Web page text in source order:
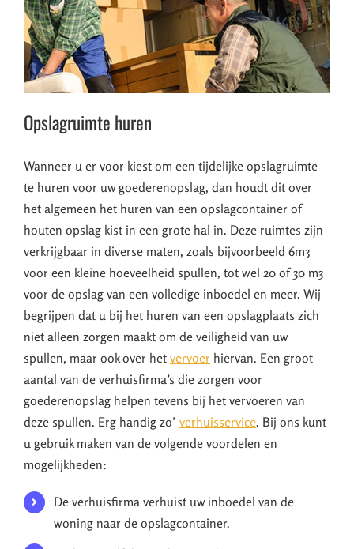
Opslagruimte huren
Wanneer u er voor kiest om een tijdelijke opslagruimte
te huren voor uw goederenopslag, dan houdt dit over
het algemeen het huren van een opslagcontainer of
houten opslag kist in een grote hal in. Deze ruimtes zijn
verkrijgbaar in diverse maten, zoals bijvoorbeeld 6m3
voor een kleine hoeveelheid spullen, tot wel 20 of 30 m3
voor de opslag van een volledige inboedel en meer. Wij
begrijpen dat u bij het huren van een opslagplaats zich
niet alleen zorgen maakt om de veiligheid van uw
spullen, maar ook over het vervoer hiervan. Een groot
aantal van de verhuisfirma’s die zorgen voor
goederenopslag helpen tevens bij het vervoeren van
deze spullen. Erg handig zo’ verhuisservice. Bij ons kunt
u gebruik maken van de volgende voordelen en
mogelijkheden:
De verhuisfirma verhuist uw inboedel van de
woning naar de opslagcontainer.